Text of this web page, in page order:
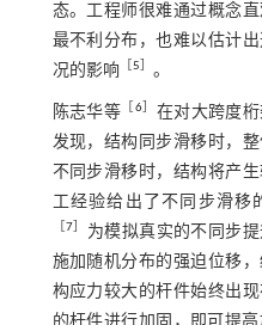
态。工程师很难通过概念
最不利分布，也难以估计
况的影响
5 。
陈志华等 6］ 在对大跨度
发现，结构同步滑移时，
不同步滑移时，结构将产
工经验给出了不同步滑移
［7
为模拟真实的不同步
施加随机分布的强迫位移
构应力较大的杆件始终出